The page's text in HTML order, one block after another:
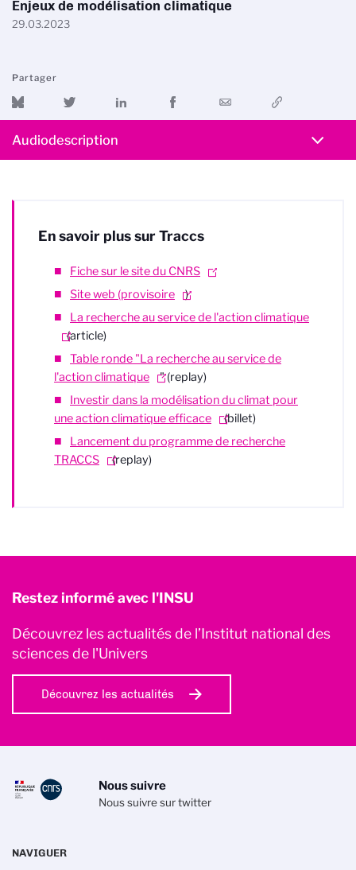
Enjeux de modélisation climatique
29.03.2023
Partager
Audiodescription
En savoir plus sur Traccs
Fiche sur le site du CNRS
Site web (provisoire
)
La recherche au service de l'action climatique
(article)
Table ronde "La recherche au service de
l'action climatique
" (replay)
Investir dans la modélisation du climat pour
une action climatique efficace
(billet)
Lancement du programme de recherche
TRACCS
(replay)
Restez informé avec l'INSU
Découvrez les actualités de l’Institut national des
sciences de l'Univers
Découvrez les actualités
Nous suivre
Nous suivre sur twitter
NAVIGUER